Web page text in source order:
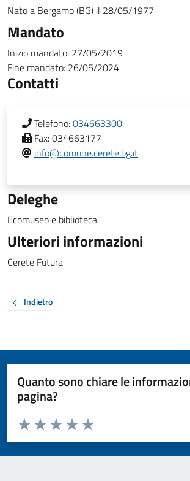
Nato a Bergamo (BG) il 28/05/1977
Mandato
Inizio mandato: 27/05/2019
Fine mandato: 26/05/2024
Contatti
Telefono:034663300
Fax:034663177
info@comune.cerete.bg.it
Deleghe
Ecomuseo e biblioteca
Ulteriori informazioni
Cerete Futura
Indietro
Quanto sono chiare le
pagina?
Valuta da 1 a 5 stelle la pagina
Valuta 5 stelle su 5
Valuta 4 stelle su 5
Valuta 3 stelle su 5
Valuta 2 stelle su 5
Valuta 1 stelle su 5